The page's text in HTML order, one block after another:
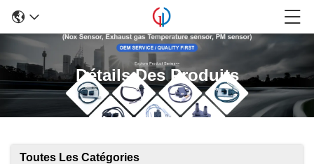
Détails Des Produits
Toutes Les Catégories